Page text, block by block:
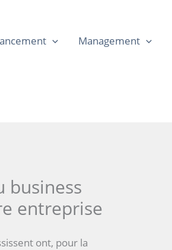
Management
business
entreprise
ont, pour la